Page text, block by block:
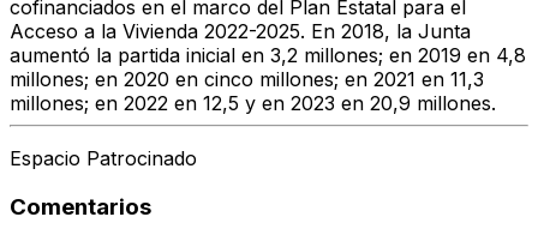
cofinanciados en el marco del Plan Estatal para el
Acceso a la Vivienda 2022-2025. En 2018, la Junta
aumentó la partida inicial en 3,2 millones; en 2019 en 4,8
millones; en 2020 en cinco millones; en 2021 en 11,3
millones; en 2022 en 12,5 y en 2023 en 20,9 millones.
Espacio Patrocinado
Comentarios